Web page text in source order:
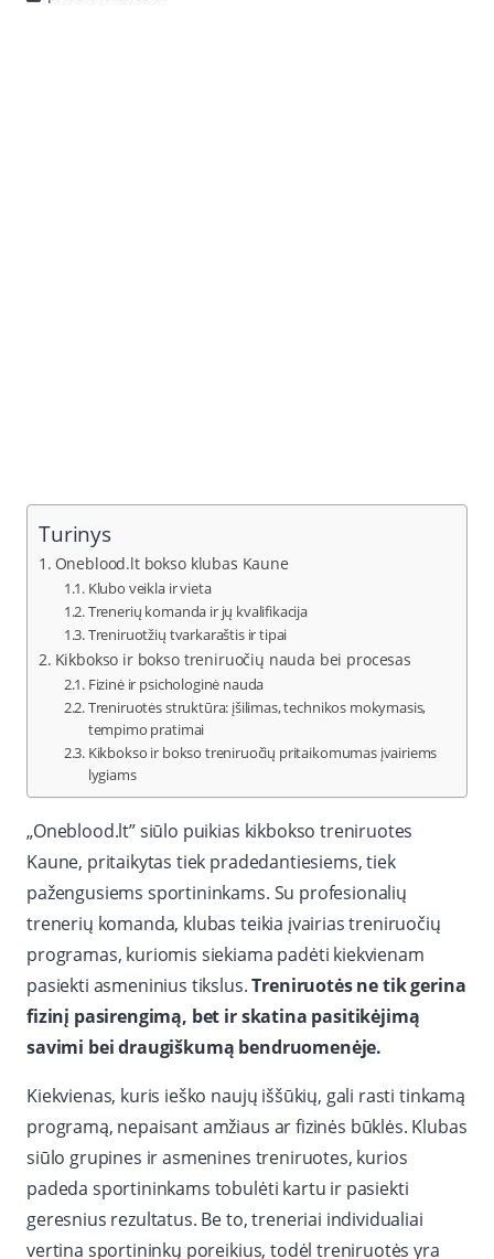
Turinys
Oneblood.lt bokso klubas Kaune
Klubo veikla ir vieta
Trenerių komanda ir jų kvalifikacija
Treniruotžių tvarkaraštis ir tipai
Kikbokso ir bokso treniruočių nauda bei procesas
Fizinė ir psichologinė nauda
Treniruotės struktūra: įšilimas, technikos mokymasis,
tempimo pratimai
Kikbokso ir bokso treniruočių pritaikomumas įvairiems
lygiams
„Oneblood.lt” siūlo puikias kikbokso treniruotes
Kaune, pritaikytas tiek pradedantiesiems, tiek
pažengusiems sportininkams. Su profesionalių
trenerių komanda, klubas teikia įvairias treniruočių
programas, kuriomis siekiama padėti kiekvienam
pasiekti asmeninius tikslus.Treniruotės ne tik gerina
fizinį pasirengimą, bet ir skatina pasitikėjimą
savimi bei draugiškumą bendruomenėje.
Kiekvienas, kuris ieško naujų iššūkių, gali rasti tinkamą
programą, nepaisant amžiaus ar fizinės būklės. Klubas
siūlo grupines ir asmenines treniruotes, kurios
padeda sportininkams tobulėti kartu ir pasiekti
geresnius rezultatus. Be to, treneriai individualiai
vertina sportininkų poreikius, todėl treniruotės yra